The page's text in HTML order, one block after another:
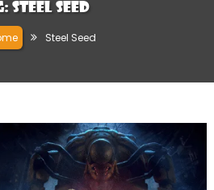
Steel Seed
Steel Seed